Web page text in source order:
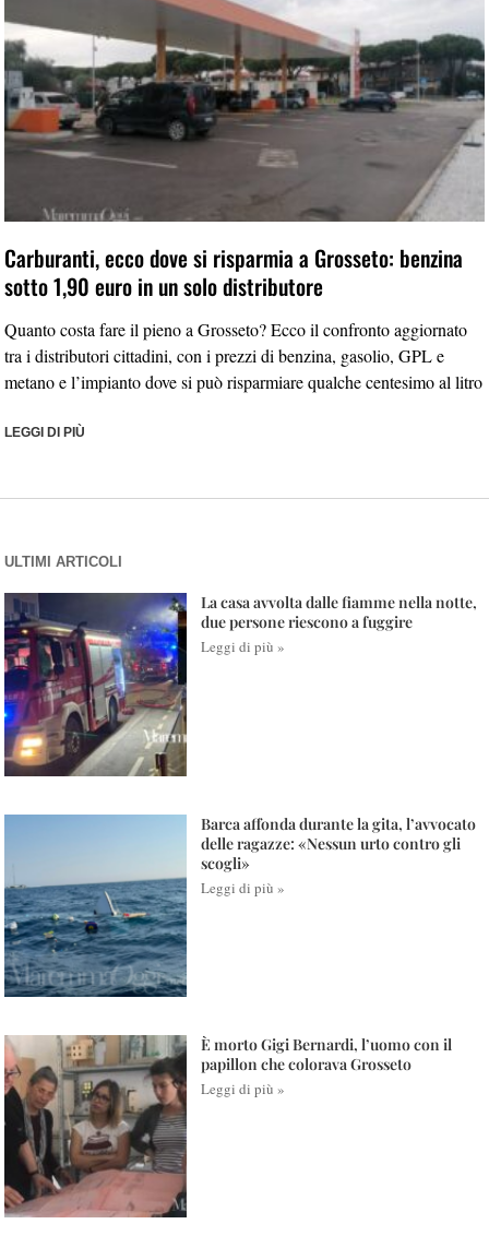
Carburanti, ecco dove si risparmia a Grosseto: benzina
sotto 1,90 euro in un solo distributore
Quanto costa fare il pieno a Grosseto? Ecco il confronto aggiornato
tra i distributori cittadini, con i prezzi di benzina, gasolio, GPL e
metano e l’impianto dove si può risparmiare qualche centesimo al litro
LEGGI DI PIÙ
ULTIMI ARTICOLI
La casa avvolta dalle fiamme nella notte,
due persone riescono a fuggire
Leggi di più »
Barca affonda durante la gita, l’avvocato
delle ragazze: «Nessun urto contro gli
scogli»
Leggi di più »
È morto Gigi Bernardi, l’uomo con il
papillon che colorava Grosseto
Leggi di più »